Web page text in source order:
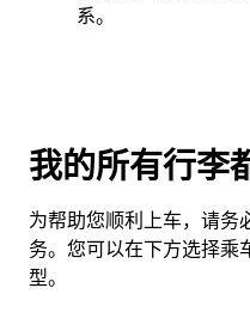
系。
我的所有行李
为帮助您顺利上车，请务
务。您可以在下方选择乘
型。